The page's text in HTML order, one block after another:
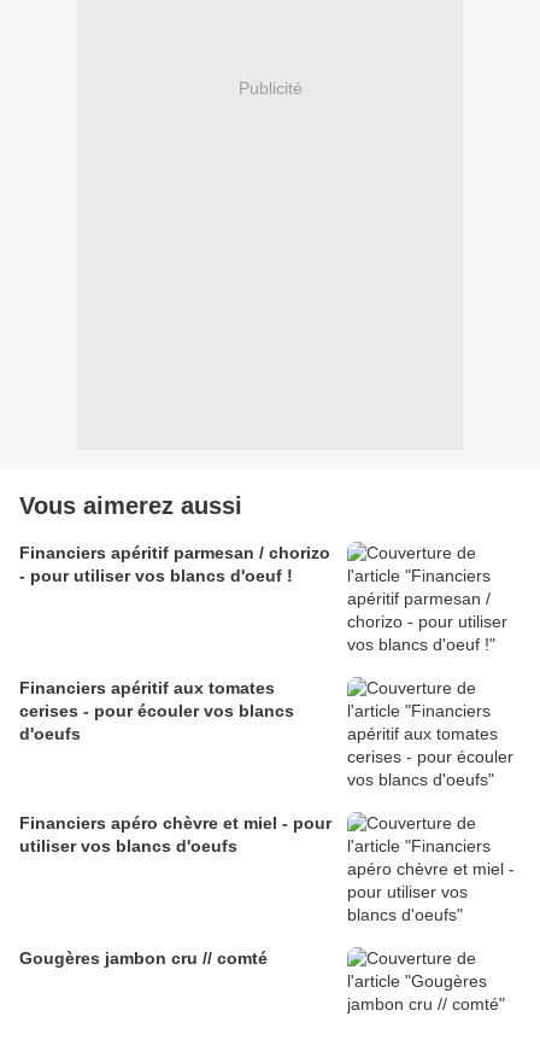
Publicité
Vous aimerez aussi
Financiers apéritif parmesan / chorizo
- pour utiliser vos blancs d'oeuf !
Financiers apéritif aux tomates
cerises - pour écouler vos blancs
d'oeufs
Financiers apéro chèvre et miel - pour
utiliser vos blancs d'oeufs
Gougères jambon cru // comté